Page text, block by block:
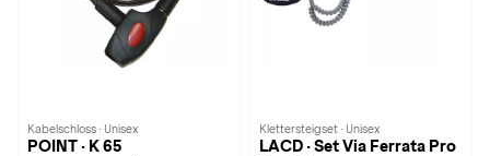
Kabelschloss · Unisex
POINT · K 65
Klettersteigset · Unisex
LACD · Set Via Ferrata Pro